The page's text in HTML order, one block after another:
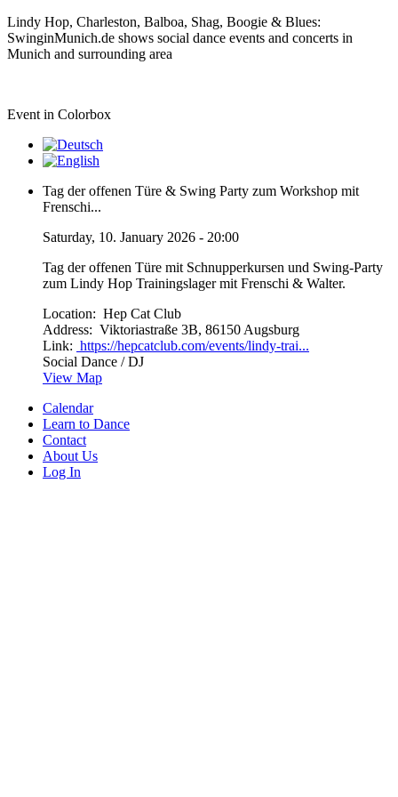
Lindy Hop, Charleston, Balboa, Shag, Boogie & Blues:
SwinginMunich.de shows social dance events and concerts in
Munich and surrounding area
Event in Colorbox
Tag der offenen Türe & Swing Party zum Workshop mit
Frenschi...
Saturday, 10. January 2026 - 20:00
Tag der offenen Türe mit Schnupperkursen und Swing-Party
zum Lindy Hop Trainingslager mit Frenschi & Walter.
Location: Hep Cat Club
Address: Viktoriastraße 3B, 86150 Augsburg
Link: https://hepcatclub.com/events/lindy-trai...
Social Dance / DJ
View Map
Calendar
Learn to Dance
Contact
About Us
Log In